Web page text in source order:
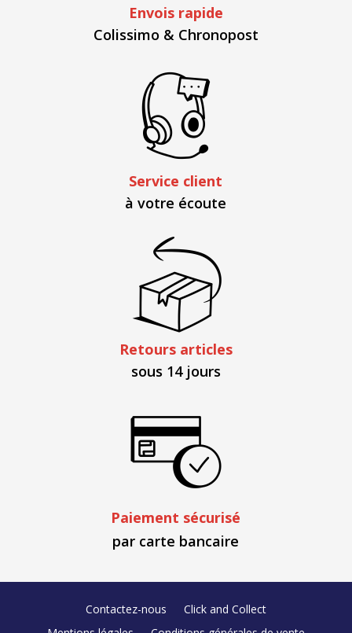
Envois rapide
Colissimo & Chronopost
Service client
à votre écoute
Retours articles
sous 14 jours
Paiement sécurisé
par carte bancaire
Contactez-nous
Click and Collect